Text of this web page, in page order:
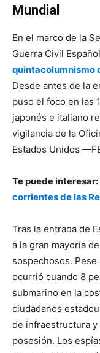
Mundial
En el marco de la
Guerra Civil
quintacolumnismo
Desde antes de la
puso el foco en las
japonés e italiano
vigilancia de la
Estados Unidos
Te puede interesar:
corrientes de las
Tras la entrada de
a la gran mayoría
sospechosos. Pese
ocurrió cuando 8
submarino en la
ciudadanos
de infraestructura
posesión. Los